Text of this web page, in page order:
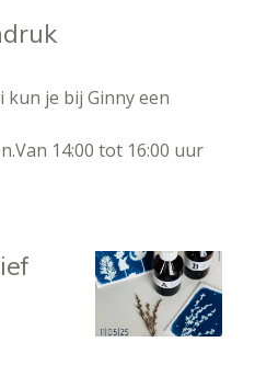
kun je bij Ginny een
14:00 tot 16:00 uur